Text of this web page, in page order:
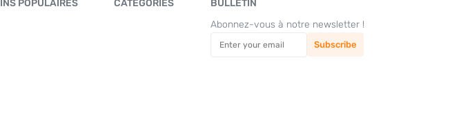
POPULAIRES CATÉGORIES
BULLETIN
Abonnez-vous à notre newsletter !